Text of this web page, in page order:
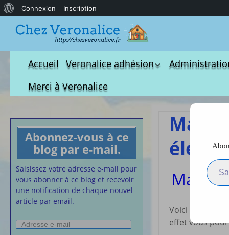
Accueil
Veronalice adhésion
Qui est-elle ?
Adhésion demandes
S.M.I.C et
Affiches
Convention
Lettres Types
Projet
calendrier des
Vaccination
Cartes de
nounou
Affiches de
Merci à Veronalice
Abonnez-vous à ce
blog par e-mail.
Saisissez votre adresse e-mail pour
vous abonner à ce blog et recevoir
une notification de chaque nouvel
article par email.
Adresse
Voici une
effet vous
Saisissez votre adresse
propos
Connexion Inscription